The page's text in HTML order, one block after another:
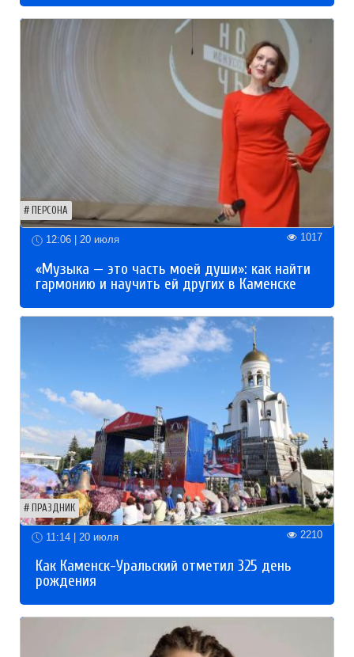
ПЕРСОНА
12:06 | 20 июля 1017
«Музыка — это часть моей души»: как найти
гармонию и научить ей других в Каменске
ПРАЗДНИК
11:14 | 20 июля 2210
Как Каменск-Уральский отметил 325 день
рождения